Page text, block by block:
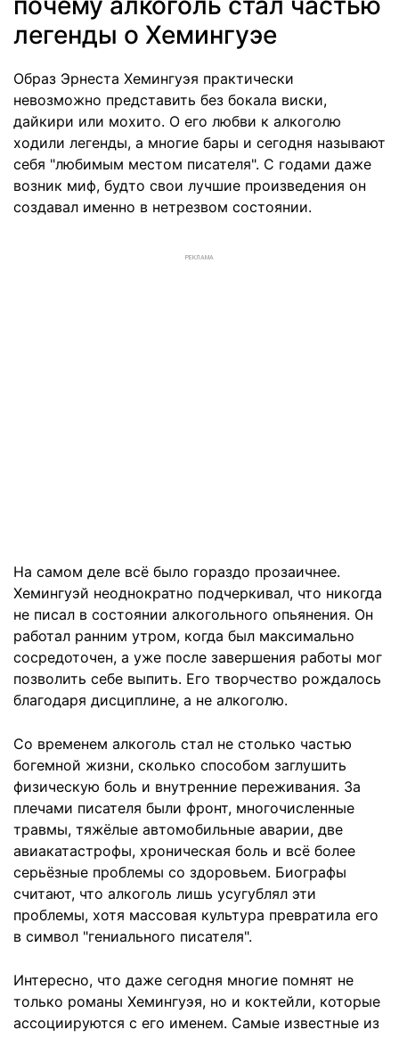
легенды о Хемингуэе
Образ Эрнеста Хемингуэя практически
невозможно представить без бокала виски,
дайкири или мохито. О его любви к алкоголю
ходили легенды, а многие бары и сегодня называют
себя "любимым местом писателя". С годами даже
возник миф, будто свои лучшие произведения он
создавал именно в нетрезвом состоянии.
РЕКЛАМА
На самом деле всё было гораздо прозаичнее.
Хемингуэй неоднократно подчеркивал, что никогда
не писал в состоянии алкогольного опьянения. Он
работал ранним утром, когда был максимально
сосредоточен, а уже после завершения работы мог
позволить себе выпить. Его творчество рождалось
благодаря дисциплине, а не алкоголю.
Со временем алкоголь стал не столько частью
богемной жизни, сколько способом заглушить
физическую боль и внутренние переживания. За
плечами писателя были фронт, многочисленные
травмы, тяжёлые автомобильные аварии, две
авиакатастрофы, хроническая боль и всё более
серьёзные проблемы со здоровьем. Биографы
считают, что алкоголь лишь усугублял эти
проблемы, хотя массовая культура превратила его
в символ "гениального писателя".
Интересно, что даже сегодня многие помнят не
только романы Хемингуэя, но и коктейли, которые
ассоциируются с его именем. Самые известные из